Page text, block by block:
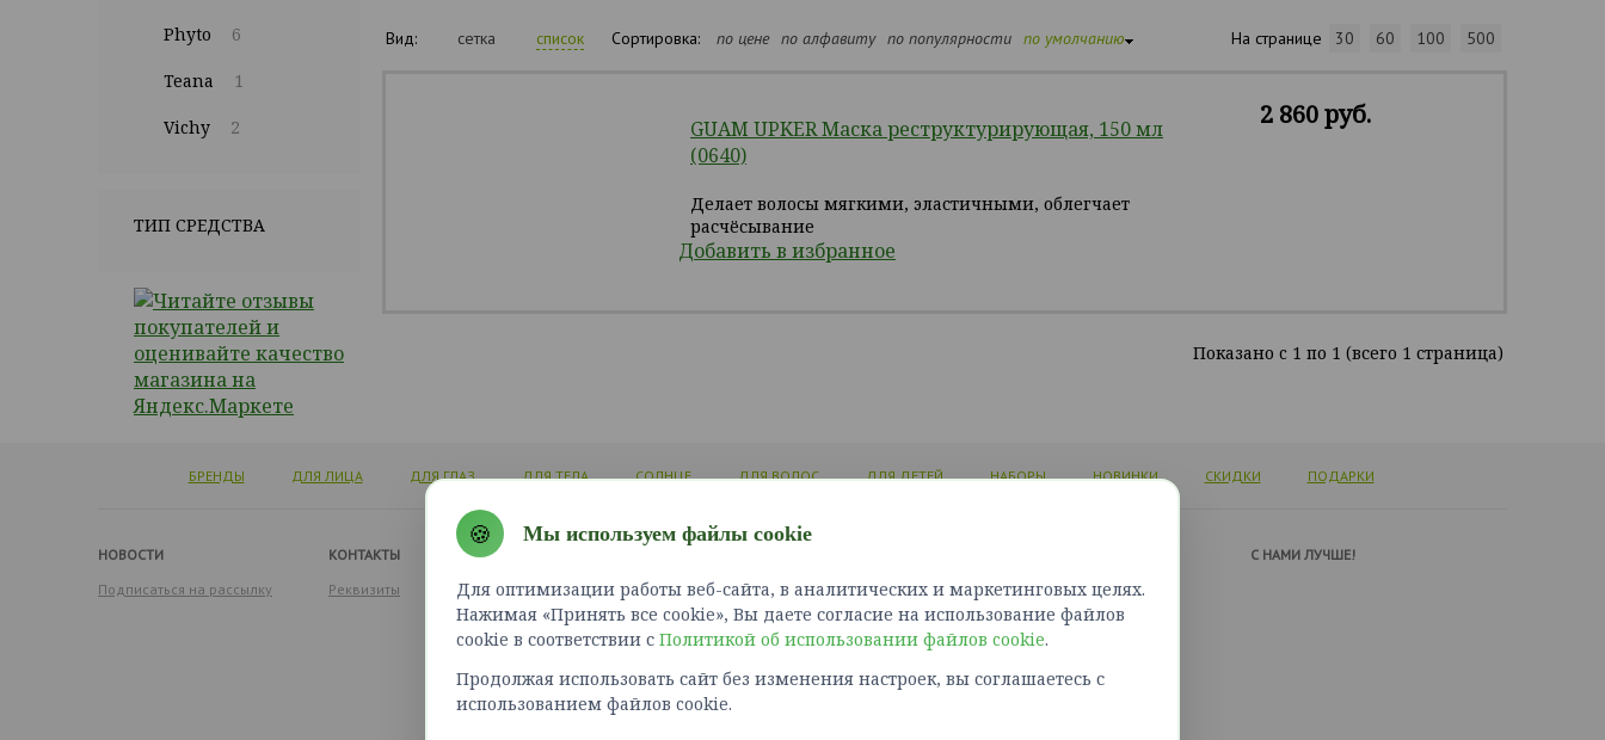
Phyto 6
Teana 1
Vichy 2
ТИП СРЕДСТВА
Вид: сетка список Сортировка: по цене по алфавиту по популярности по умолчанию На странице 30 60 100 500
GUAM UPKER Маска реструктурирующая, 150 мл
(0640)
Делает волосы мягкими, эластичными, облегчает
расчёсывание
Добавить в избранное
2 860 руб.
Показано c 1 по 1 (всего 1 страница)
БРЕНДЫ ДЛЯ ЛИЦА ДЛЯ ГЛАЗ ДЛЯ ТЕЛА СОЛНЦЕ ДЛЯ ВОЛОС ДЛЯ ДЕТЕЙ НАБОРЫ НОВИНКИ СКИДКИ ПОДАРКИ
НОВОСТИ
Подписаться на рассылку
КОНТАКТЫ
Реквизиты
Войти
Зарегистрироваться
Доставка и оплата
Как сделать заказ?
Политика конфиденциальности
Правила оплаты картами
Связаться с нами
Карта сайта
C НАМИ ЛУЧШЕ!
🍪 Мы используем файлы cookie
Для оптимизации работы веб-сайта, в аналитических и маркетинговых целях.
Нажимая «Принять все cookie», Вы даете согласие на использование файлов
cookie в соответствии с Политикой об использовании файлов cookie.
Продолжая использовать сайт без изменения настроек, вы соглашаетесь с
использованием файлов cookie.